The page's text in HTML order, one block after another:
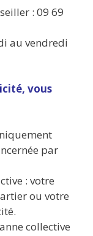
: 09 69
au vendredi
vous
par
: votre
ou votre
collective